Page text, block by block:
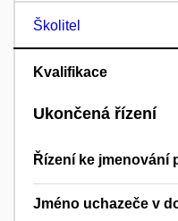
Školitel
Kvalifikace
Ukončená řízení
Řízení ke jmenování
Jméno uchazeče v